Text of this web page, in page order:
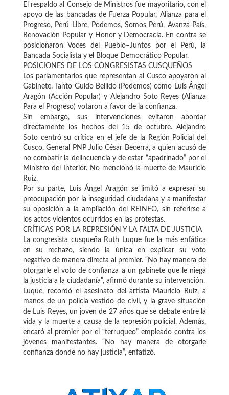
El respaldo al Consejo de Ministros fue mayoritario, con el
apoyo de las bancadas de Fuerza Popular, Alianza para el
Progreso, Perú Libre, Podemos, Somos Perú, Avanza País,
Renovación Popular y Honor y Democracia. En contra se
posicionaron Voces del Pueblo–Juntos por el Perú, la
Bancada Socialista y el Bloque Democrático Popular.
POSICIONES DE LOS CONGRESISTAS CUSQUEÑOS
Los parlamentarios que representan al Cusco apoyaron al
Gabinete. Tanto Guido Bellido (Podemos) como Luis Ángel
Aragón (Acción Popular) y Alejandro Soto Reyes (Alianza
Para el Progreso) votaron a favor de la confianza.
Sin embargo, sus intervenciones evitaron abordar
directamente los hechos del 15 de octubre. Alejandro
Soto centró su crítica en el jefe de la Región Policial del
Cusco, General PNP Julio César Becerra, a quien acusó de
no combatir la delincuencia y de estar “apadrinado” por el
Ministro del Interior. No mencionó la muerte de Mauricio
Ruiz.
Por su parte, Luis Ángel Aragón se limitó a expresar su
preocupación por la inseguridad ciudadana y a manifestar
su oposición a la ampliación del REINFO, sin referirse a
los actos violentos ocurridos en las protestas.
CRÍTICAS POR LA REPRESIÓN Y LA FALTA DE JUSTICIA
La congresista cusqueña Ruth Luque fue la más enfática
en su rechazo, siendo la única en explicar su voto
negativo de manera directa al premier. “No hay manera de
otorgarle el voto de confianza a un gabinete que le niega
la justicia a la ciudadanía”, afirmó durante su intervención.
Luque, recordó el asesinato del artista Mauricio Ruiz, a
manos de un policía vestido de civil, y la grave situación
de Luis Reyes, un joven de 27 años que se debate entre la
vida y la muerte a causa de la represión policial. Además,
encaró al premier por el “terruqueo” empleado contra los
jóvenes manifestantes. “No hay manera de otorgarle
confianza donde no hay justicia”, enfatizó.